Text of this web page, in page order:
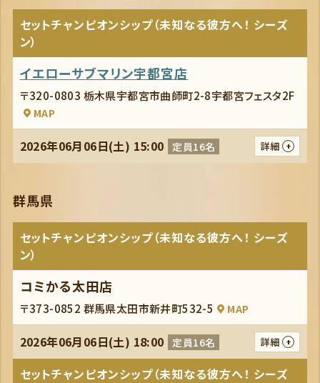
セットチャンピオンシップ（未知なる彼方へ！ シーズ
ン）
イエローサブマリン宇都宮店
〒320-0803 栃木県宇都宮市曲師町2-8宇都宮フェスタ2F
MAP
2026年06月06日(土) 15:00 定員16名 詳細
群馬県
セットチャンピオンシップ（未知なる彼方へ！ シーズ
ン）
コミかる太田店
〒373-0852 群馬県太田市新井町532-5 MAP
2026年06月06日(土) 18:00 定員16名 詳細
セットチャンピオンシップ（未知なる彼方へ！ シーズ